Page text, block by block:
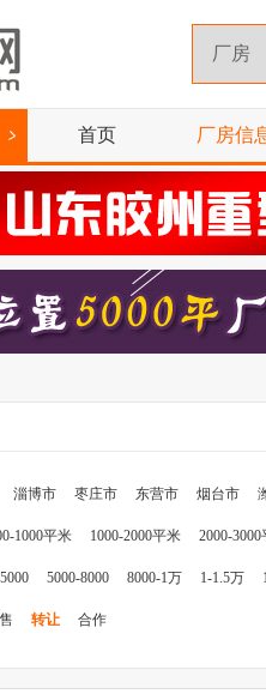
首页 厂房信
淄博市 枣庄市 东营市 烟台市
1000平米 1000-2000平米 2000-3000
5000-8000 8000-1万 1-1.5万
转让 合作